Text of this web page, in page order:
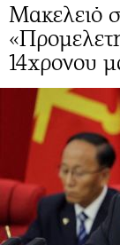
Μακελειό
14χρονου